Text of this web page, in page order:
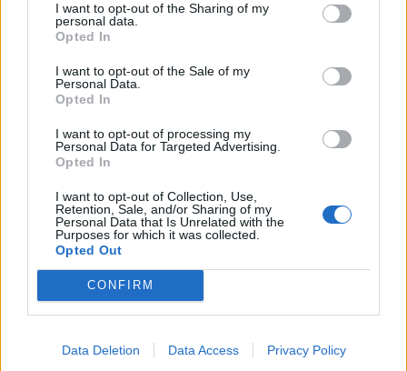
I want to opt-out of the Sharing of my
personal data.
Opted In
I want to opt-out of the Sale of my
Personal Data.
Opted In
I want to opt-out of processing my
Personal Data for Targeted Advertising.
Opted In
I want to opt-out of Collection, Use,
Retention, Sale, and/or Sharing of my
Personal Data that Is Unrelated with the
Purposes for which it was collected.
Opted Out
CONFIRM
Data Deletion Data Access Privacy Policy